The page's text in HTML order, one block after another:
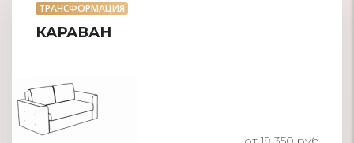
ТРАНСФОРМАЦИЯ
КАРАВАН